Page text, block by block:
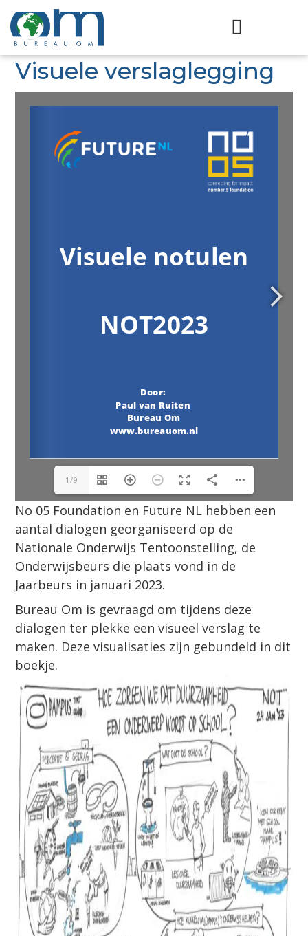
Visuele verslaglegging
1/9
No 05 Foundation en Future NL hebben een
aantal dialogen georganiseerd op de
Nationale Onderwijs Tentoonstelling, de
Onderwijsbeurs die plaats vond in de
Jaarbeurs in januari 2023.
Bureau Om is gevraagd om tijdens deze
dialogen ter plekke een visueel verslag te
maken. Deze visualisaties zijn gebundeld in dit
boekje.